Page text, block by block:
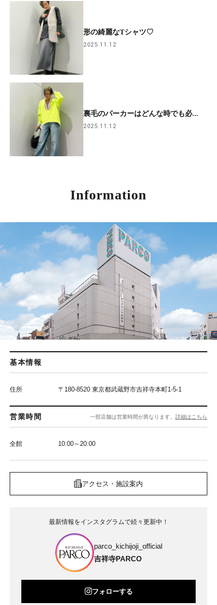
形の綺麗なTシャツ♡
2025.11.12
裏毛のパーカーはどんな時でも必...
2025.11.12
Information
基本情報
住所 〒180-8520 東京都武蔵野市吉祥寺本町1-5-1
営業時間 一部店舗は営業時間が異なります。 詳細はこちら
全館 10:00～20:00
アクセス・施設案内
最新情報をインスタグラムで続々更新中！
parco_kichijoji_official
吉祥寺PARCO
フォローする